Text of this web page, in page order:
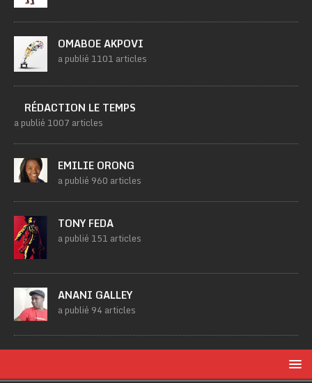
OMABOE AKPOVI
a publié 1101 articles
RÉDACTION LE TEMPS
a publié 1007 articles
EMILIE ORONG
a publié 960 articles
TONY FEDA
a publié 151 articles
ANANI GALLEY
a publié 94 articles